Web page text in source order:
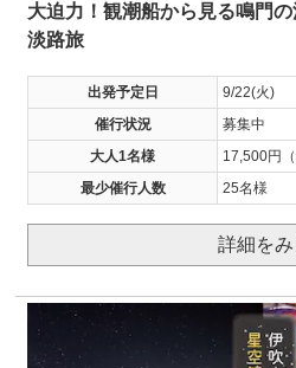
大迫力！観潮船から見る鳴門
淡路旅
出発予定日
9/22(火)
催行状況
募集中
大人1名様
17,500円（
最少催行人数
25名様
詳細をみ